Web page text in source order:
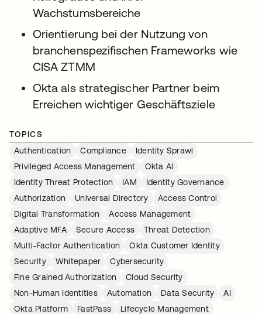
Wachstumsbereiche
Orientierung bei der Nutzung von
branchenspezifischen Frameworks wie
CISA ZTMM
Okta als strategischer Partner beim
Erreichen wichtiger Geschäftsziele
TOPICS
Authentication
Compliance
Identity Sprawl
Privileged Access Management
Okta AI
Identity Threat Protection
IAM
Identity Governance
Authorization
Universal Directory
Access Control
Digital Transformation
Access Management
Adaptive MFA
Secure Access
Threat Detection
Multi-Factor Authentication
Okta Customer Identity
Security
Whitepaper
Cybersecurity
Fine Grained Authorization
Cloud Security
Non-Human Identities
Automation Data Security
AI
Okta Platform
FastPass
Lifecycle Management